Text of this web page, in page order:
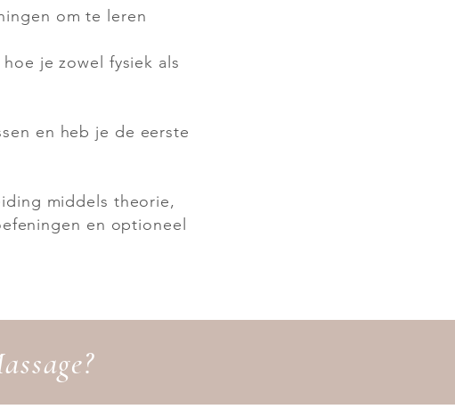
om te leren
je zowel fysiek als
en heb je de eerste
middels theorie,
en optioneel